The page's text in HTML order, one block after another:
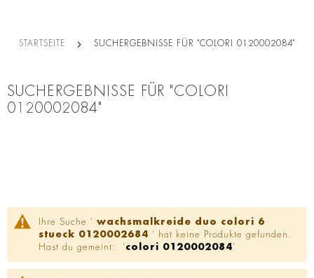
STARTSEITE SUCHERGEBNISSE FÜR "COLORI 0120002084"
SUCHERGEBNISSE FÜR "COLORI
0120002084"
Ihre Suche ' wachsmalkreide duo colori 6
stueck 0120002684 ' hat keine Produkte gefunden.
Hast du gemeint: ' colori 0120002084'